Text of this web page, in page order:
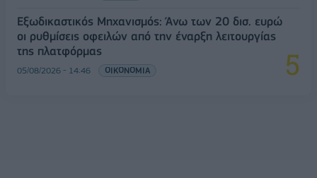
Εξωδικαστικός Μηχανισμός: Άνω των 20 δισ. ευρώ
οι ρυθμίσεις οφειλών από την έναρξη λειτουργίας
της πλατφόρμας
05/08/2026 - 14:46 ΟΙΚΟΝΟΜΙΑ